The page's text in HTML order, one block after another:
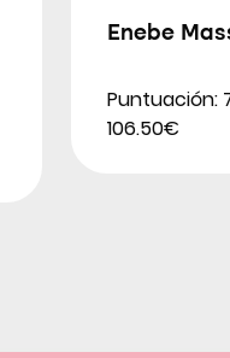
Enebe
Puntuación:
106.50€